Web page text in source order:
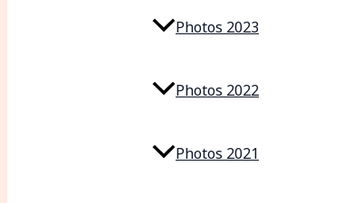
Photos 2023
Photos 2022
Photos 2021